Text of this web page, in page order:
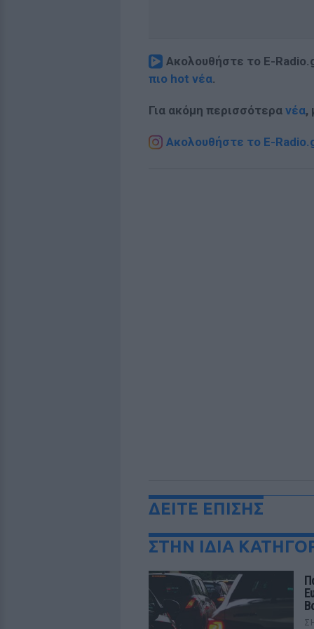
Ακολουθήστε το E-
πιο hot νέα.
Για ακόμη περισσότερα νέα,
Ακολουθήστε το E-
ΔΕΙΤΕ ΕΠΙΣΗΣ
ΣΤΗΝ ΙΔΙΑ